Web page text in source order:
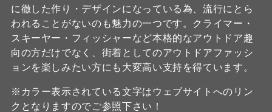
に徹した作り・デザインになっている為、流行にとら
われることがないのも魅力の一つです。クライマー・
スキーヤー・フィッシャーなど本格的なアウトドア趣
向の方だけでなく、街着としてのアウトドアファッシ
ョンを楽しみたい方にも大変高い支持を得ています。
※カラー表示されている文字はウェブサイトへのリン
クとなりますのでご参照下さい！